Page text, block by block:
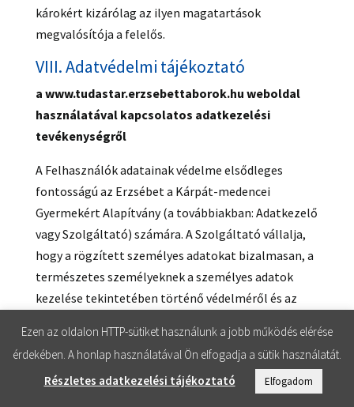
károkért kizárólag az ilyen magatartások
megvalósítója a felelős.
VIII. Adatvédelmi tájékoztató
a www.tudastar.erzsebettaborok.hu weboldal
használatával kapcsolatos adatkezelési
tevékenységről
A Felhasználók adatainak védelme elsődleges
fontosságú az Erzsébet a Kárpát-medencei
Gyermekért Alapítvány (a továbbiakban: Adatkezelő
vagy Szolgáltató) számára. A Szolgáltató vállalja,
hogy a rögzített személyes adatokat bizalmasan, a
természetes személyeknek a személyes adatok
kezelése tekintetében történő védelméről és az
95/46/EK rendelet hatályon kívül helyezéséről szóló
2016. április 27-i 2016/679/EU európai parlamenti és
tanácsi rendelet (általános adatvédelmi rendelet)
Ezen az oldalon HTTP-sütiket használunk a jobb működés elérése
érdekében. A honlap használatával Ön elfogadja a sütik használatát.
Részletes adatkezelési tájékoztató
Elfogadom